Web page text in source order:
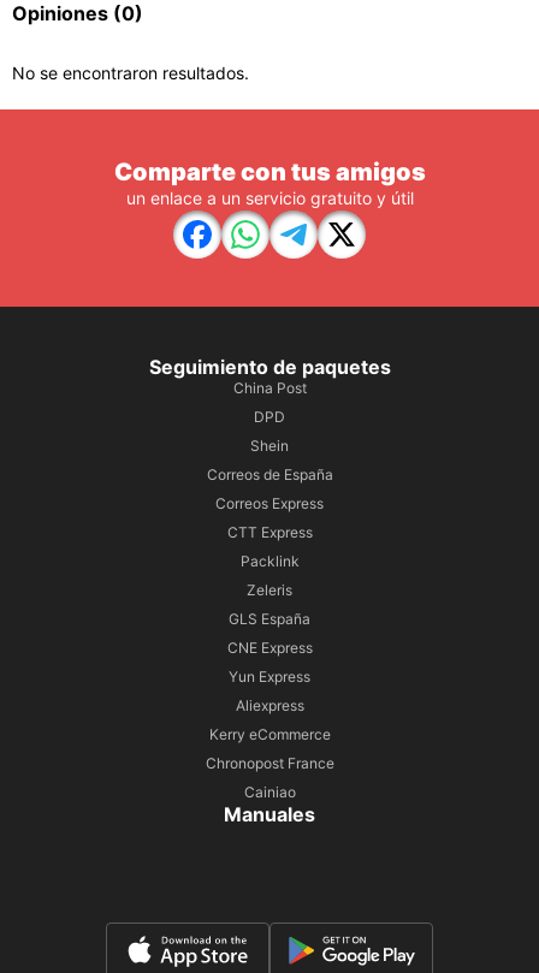
Opiniones (0)
No se encontraron resultados.
Comparte con tus amigos
un enlace a un servicio gratuito y útil
Seguimiento de paquetes
China Post
DPD
Shein
Correos de España
Correos Express
CTT Express
Packlink
Zeleris
GLS España
CNE Express
Yun Express
Aliexpress
Kerry eCommerce
Chronopost France
Cainiao
Manuales